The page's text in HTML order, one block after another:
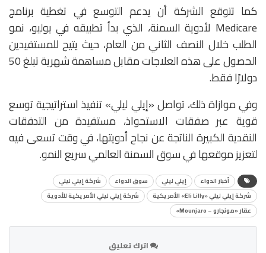
كما تتوقع الشركة أن يدعم التوسع في تغطية برنامج
Medicare لأدوية السمنة، الذي بدأ تطبيقه في يوليو، نمو
الطلب خلال النصف الثاني من العام، حيث يتيح للمستفيدين
الحصول على هذه العلاجات مقابل مساهمة شهرية تبلغ 50
دولارًا فقط.
وفي موازاة ذلك، تواصل «إيلي ليلي» تنفيذ استراتيجية توسع
قوية عبر صفقات الاستحواذ، مستفيدة من التدفقات
النقدية الكبيرة الناتجة عن نجاح أدويتها، في وقت تسعى فيه
لتعزيز موقعها في سوق السمنة العالمي سريع النمو.
أخبار الدواء إيلي ليلي سوق الدواء
شركة إيلي ليلي
شركة إيلي ليلي «Eli Lilly» الأمريكية
شركة إيلي ليلي الأمريكية للأدوية
عقار «مونجارو – Mounjaro»
اترك تعليق